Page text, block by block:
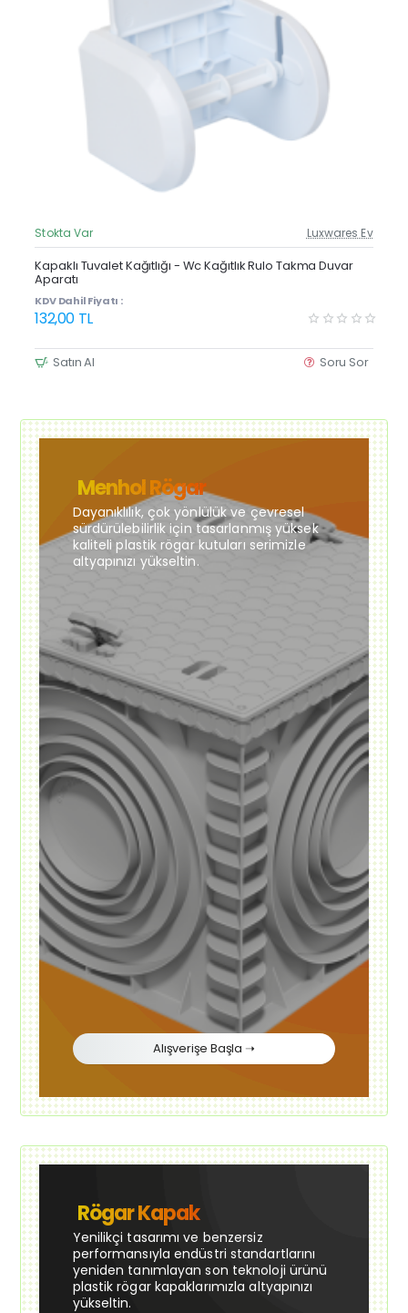
Güncel Fiyat
Yeni Ürün
Stokta Var Luxwares Ev
Kapaklı Tuvalet Kağıtlığı - Wc Kağıtlık Rulo Takma Duvar
Aparatı
KDV Dahil Fiyatı :
132,00 TL
Satın Al Soru Sor
Menhol Rögar
Dayanıklılık, çok yönlülük ve çevresel
sürdürülebilirlik için tasarlanmış yüksek
kaliteli plastik rögar kutuları serimizle
altyapınızı yükseltin.
Alışverişe Başla ➝
Rögar Kapak
Yenilikçi tasarımı ve benzersiz
performansıyla endüstri standartlarını
yeniden tanımlayan son teknoloji ürünü
plastik rögar kapaklarımızla altyapınızı
yükseltin.